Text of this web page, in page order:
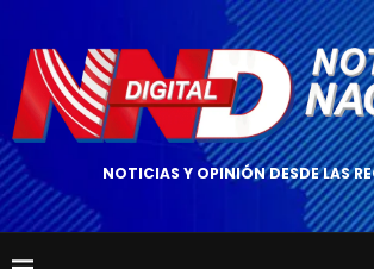
NOTICIAS Y OPINIÓN DESDE LAS